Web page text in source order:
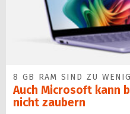
8 GB RAM SIND ZU WENIG
Auch Microsoft kann
nicht zaubern